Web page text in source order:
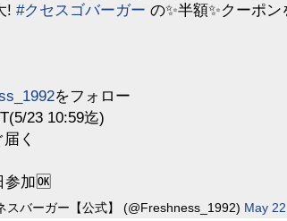
!#クセスゴバーガー の✨半額✨クーポ
をフォロー
23 10:59迄)
く
参加🆗
バーガー【公式】 (@Freshness_1992) May